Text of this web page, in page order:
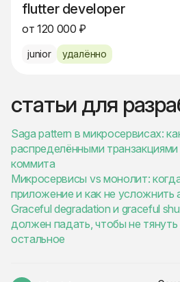
flutter developer
от 120 000 ₽
junior удалённо
статьи для
Saga pattern в микросервисах:
распределёнными
коммита
Микросервисы vs монолит:
приложение и как не усложнить
Graceful degradation и graceful
должен падать, чтобы не тянуть
остальное